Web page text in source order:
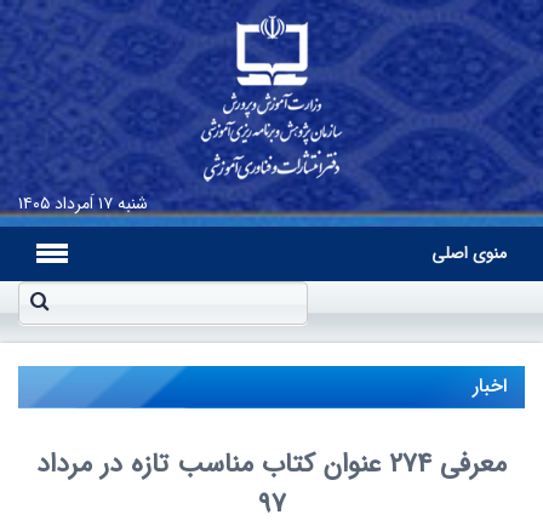
شنبه۱۷ اَمرداد ۱۴۰۵
منوی اصلی
اخبار
معرفی 274 عنوان کتاب مناسب تازه در مرداد
97